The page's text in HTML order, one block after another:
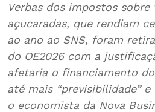
Verbas dos impostos sobre
açucaradas, que rendiam
ao ano ao SNS, foram
do OE2026 com a
afetaria o financiamento
até mais “previsibilidade” e
o economista da Nova